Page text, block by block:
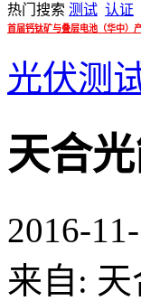
热门搜索 测试 认证
首届钙钛矿与叠层电池（华中）
光伏测
天合
2016-
来自: